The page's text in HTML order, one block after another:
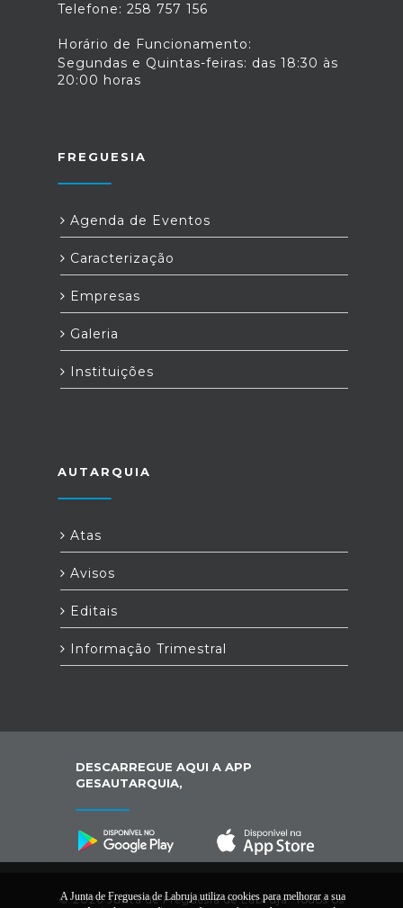
Telefone: 258 757 156
Horário de Funcionamento:
Segundas e Quintas-feiras: das 18:30 às
20:00 horas
FREGUESIA
Agenda de Eventos
Caracterização
Empresas
Galeria
Instituições
AUTARQUIA
Atas
Avisos
Editais
Informação Trimestral
DESCARREGUE AQUI A APP
GESAUTARQUIA,
© 2026 Junta de Freguesia de Labruja. Todos os
A Junta de Freguesia de Labruja utiliza cookies para melhorar a sua